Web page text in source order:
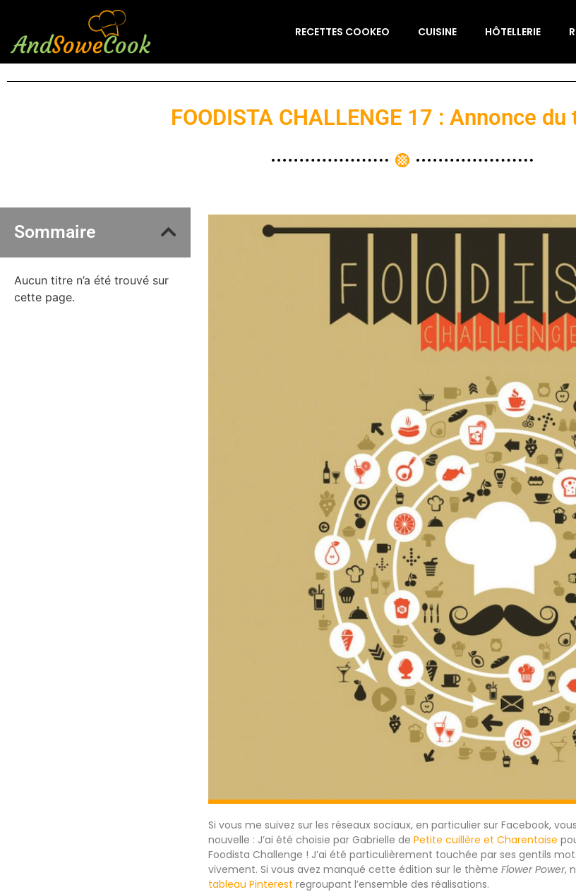
RECETTES COOKEO CUISINE HÔTELLERIE
FOODISTA CHALLENGE 17 : Annonce du
Sommaire
Aucun titre n’a été trouvé sur
cette page.
Si vous me suivez sur les réseaux sociaux, en particulier sur Facebook,
nouvelle : J’ai été choisie par Gabrielle de Petite cuillère et Charentaise
Foodista Challenge ! J’ai été particulièrement touchée par ses gentils
vivement. Si vous avez manqué cette édition sur le thème Flower Power,
tableau Pinterest regroupant l’ensemble des réalisations.